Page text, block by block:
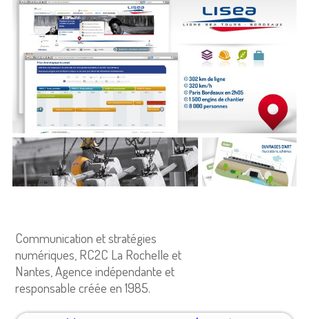
Communication et stratégies
numériques, RC2C La Rochelle et
Nantes, Agence indépendante et
responsable créée en 1985.